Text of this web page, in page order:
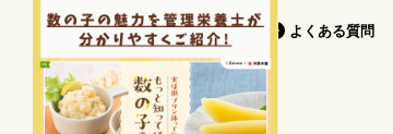
よくある質問